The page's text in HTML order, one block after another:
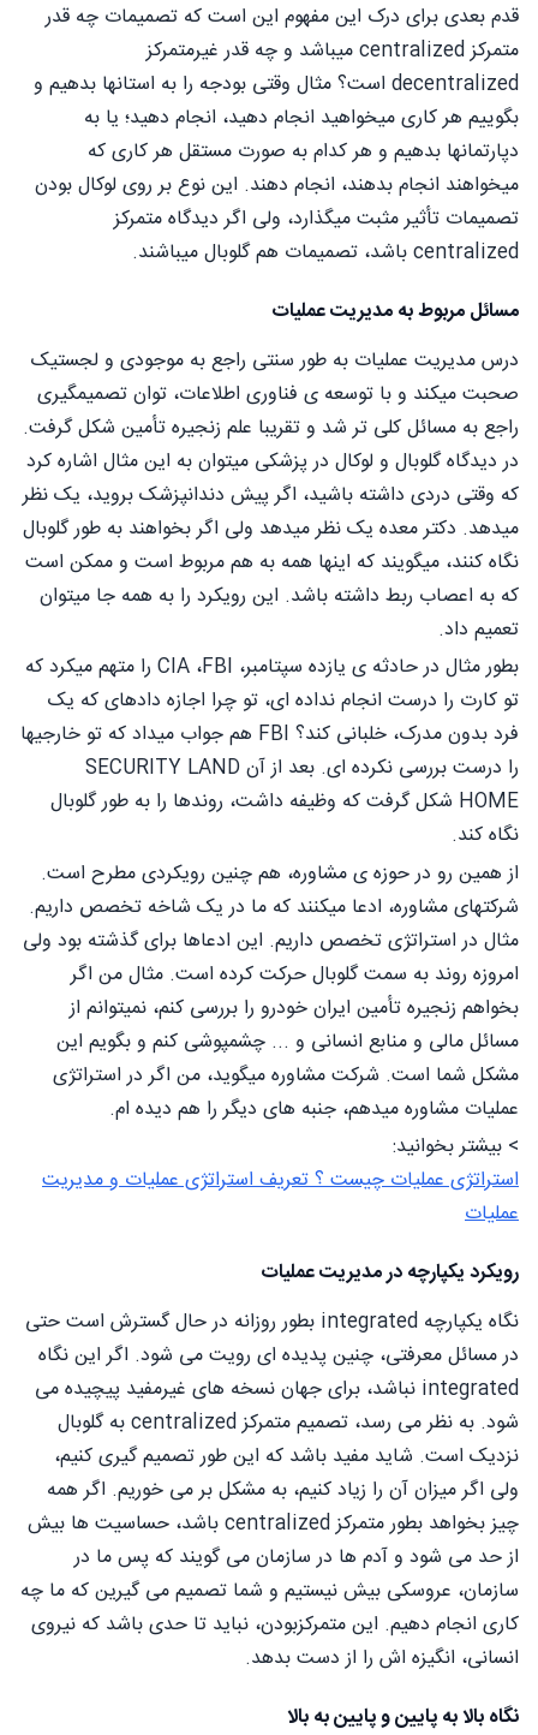
قدم بعدی برای درک این مفهوم این است که تصمیمات چه قدر
متمرکز centralized میباشد و چه قدر غیرمتمرکز
decentralized است؟ مثال وقتی بودجه را به استانها بدهیم و
بگوییم هر کاری میخواهید انجام دهید، انجام دهید؛ یا به
دپارتمانها بدهیم و هر کدام به صورت مستقل هر کاری که
میخواهند انجام بدهند، انجام دهند. این نوع بر روی لوکال بودن
تصمیمات تأثیر مثبت میگذارد، ولی اگر دیدگاه متمرکز
centralized باشد، تصمیمات هم گلوبال میباشند.
مسائل مربوط به مدیریت عملیات
درس مدیریت عملیات به طور سنتی راجع به موجودی و لجستیک
صحبت میکند و با توسعه ی فناوری اطلاعات، توان تصمیمگیری
راجع به مسائل کلی تر شد و تقریبا علم زنجیره تأمین شکل گرفت.
در دیدگاه گلوبال و لوکال در پزشکی میتوان به این مثال اشاره کرد
که وقتی دردی داشته باشید، اگر پیش دندانپزشک بروید، یک نظر
میدهد. دکتر معده یک نظر میدهد ولی اگر بخواهند به طور گلوبال
نگاه کنند، میگویند که اینها همه به هم مربوط است و ممکن است
که به اعصاب ربط داشته باشد. این رویکرد را به همه جا میتوان
تعمیم داد.
بطور مثال در حادثه ی یازده سپتامبر، CIA ،FBI را متهم میکرد که
تو کارت را درست انجام نداده ای، تو چرا اجازه دادهای که یک
فرد بدون مدرک، خلبانی کند؟ FBI هم جواب میداد که تو خارجیها
را درست بررسی نکرده ای. بعد از آن SECURITY LAND
HOME شکل گرفت که وظیفه داشت، روندها را به طور گلوبال
نگاه کند.
از همین رو در حوزه ی مشاوره، هم چنین رویکردی مطرح است.
شرکتهای مشاوره، ادعا میکنند که ما در یک شاخه تخصص داریم.
مثال در استراتژی تخصص داریم. این ادعاها برای گذشته بود ولی
امروزه روند به سمت گلوبال حرکت کرده است. مثال من اگر
بخواهم زنجیره تأمین ایران خودرو را بررسی کنم، نمیتوانم از
مسائل مالی و منابع انسانی و ... چشمپوشی کنم و بگویم این
مشکل شما است. شرکت مشاوره میگوید، من اگر در استراتژی
عملیات مشاوره میدهم، جنبه های دیگر را هم دیده ام.
> بیشتر بخوانید:
استراتژی عملیات چیست ؟ تعریف استراتژی عملیات و مدیریت
عملیات
رویکرد یکپارچه در مدیریت عملیات
نگاه یکپارچه integrated بطور روزانه در حال گسترش است حتی
در مسائل معرفتی، چنین پدیده ای رویت می شود. اگر این نگاه
integrated نباشد، برای جهان نسخه های غیرمفید پیچیده می
شود. به نظر می رسد، تصمیم متمرکز centralized به گلوبال
نزدیک است. شاید مفید باشد که این طور تصمیم گیری کنیم،
ولی اگر میزان آن را زیاد کنیم، به مشکل بر می خوریم. اگر همه
چیز بخواهد بطور متمرکز centralized باشد، حساسیت ها بیش
از حد می شود و آدم ها در سازمان می گویند که پس ما در
سازمان، عروسکی بیش نیستیم و شما تصمیم می گیرین که ما چه
کاری انجام دهیم. این متمرکزبودن، نباید تا حدی باشد که نیروی
انسانی، انگیزه اش را از دست بدهد.
نگاه بالا به پایین و پایین به بالا